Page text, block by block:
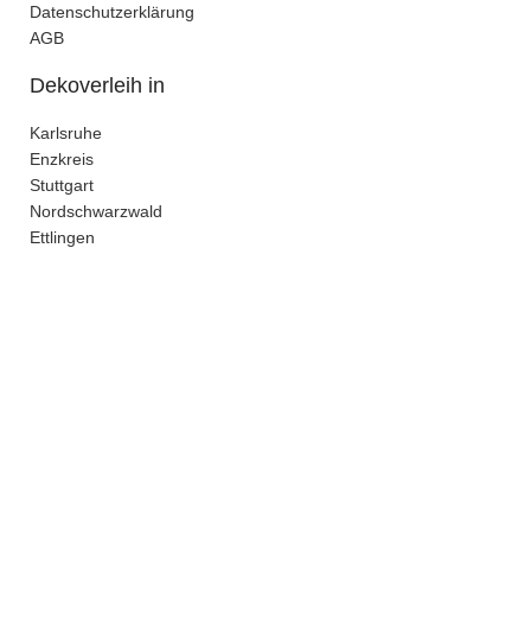
Datenschutzerklärung
AGB
Dekoverleih in
Karlsruhe
Enzkreis
Stuttgart
Nordschwarzwald
Ettlingen